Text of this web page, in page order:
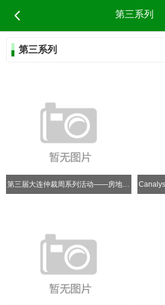
 第三系列
第三系列
第三届大连仲裁周系列活动——房地产企业破产程序中的困境与破局